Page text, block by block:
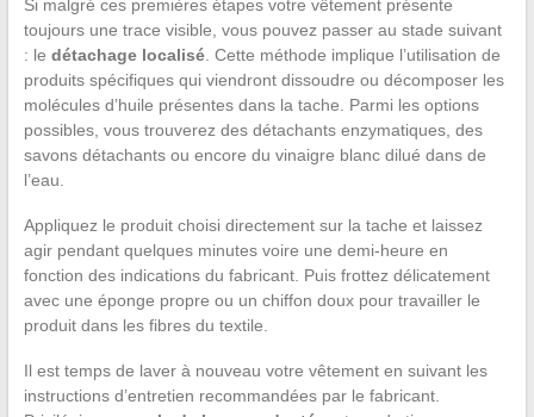
Si malgré ces premières étapes votre vêtement présente
toujours une trace visible, vous pouvez passer au stade suivant
: le détachage localisé. Cette méthode implique l’utilisation de
produits spécifiques qui viendront dissoudre ou décomposer les
molécules d’huile présentes dans la tache. Parmi les options
possibles, vous trouverez des détachants enzymatiques, des
savons détachants ou encore du vinaigre blanc dilué dans de
l’eau.
Appliquez le produit choisi directement sur la tache et laissez
agir pendant quelques minutes voire une demi-heure en
fonction des indications du fabricant. Puis frottez délicatement
avec une éponge propre ou un chiffon doux pour travailler le
produit dans les fibres du textile.
Il est temps de laver à nouveau votre vêtement en suivant les
instructions d’entretien recommandées par le fabricant.